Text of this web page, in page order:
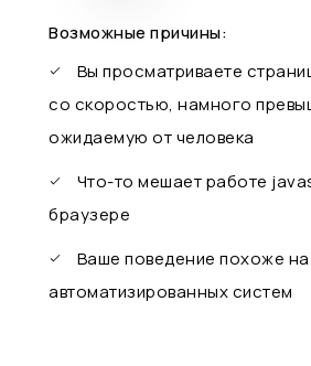
Возможные причины:
Вы просматриваете
со скоростью, намного
ожидаемую от человека
Что-то мешает работе
браузере
Ваше поведение похоже
автоматизированных систем